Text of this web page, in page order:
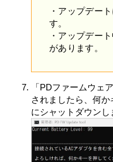
関連する統計デー
(オ) 本製品の現在
VAIOは、本情報を
す）のために、法
(ア) 本製品の機能
またはバグの管理
(イ) 許諾ソフトウ
ド版を提供するた
(ウ) VAIOまたは
利用した製品または
(エ) 本製品のアッ
VAIO、VAIOの指定
・アップデー
す。
・アップデー
があります。
「PDファームウェ
されましたら、何
にシャットダウンし